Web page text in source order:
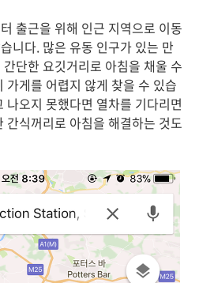
출근을 위해 인근 지역으로 이동
니다. 많은 유동 인구가 있는 만
단한 요깃거리로 아침을 채울 수
가게를 어렵지 않게 찾을 수 있습
나오지 못했다면 열차를 기다리면
간식꺼리로 아침을 해결하는 것도